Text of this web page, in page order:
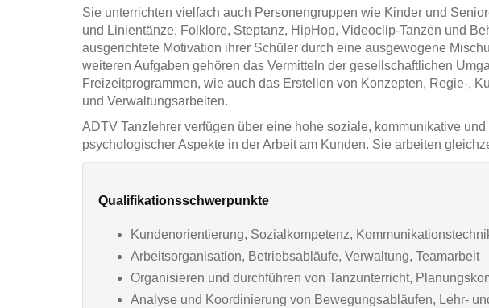
Sie unterrichten vielfach auch Personengruppen wie Kinder und
und Linientänze, Folklore, Steptanz, HipHop, Videoclip-Tanzen und
ausgerichtete Motivation ihrer Schüler durch eine ausgewogene
weiteren Aufgaben gehören das Vermitteln der gesellschaftlichen
Freizeitprogrammen, wie auch das Erstellen von Konzepten, Regie-,
und Verwaltungsarbeiten.
ADTV Tanzlehrer verfügen über eine hohe soziale, kommunikative
psychologischer Aspekte in der Arbeit am Kunden. Sie arbeiten
Qualifikationsschwerpunkte
Kundenorientierung, Sozialkompetenz,
Arbeitsorganisation, Betriebsabläufe, Verwaltung, Teamarbeit
Organisieren und durchführen von Tanzunterricht,
Analyse und Koordinierung von Bewegungsabläufen, Lehr-